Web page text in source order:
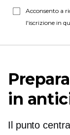
Acconsento a
l'iscrizione in
in
Il punto